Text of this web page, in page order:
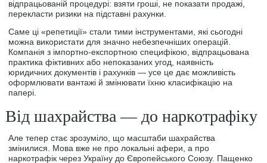
відпрацьованій процедурі: взяти гроші, не показати продажі,
перекласти ризики на підставні рахунки.
Саме ці «репетиції» стали тими інструментами, які сьогодні
можна використати для значно небезпечніших операцій.
Компанія з імпортно-експортною специфікою, відпрацьована
практика фіктивних або непоказаних угод, наявність
юридичних документів і рахунків — усе це дає можливість
оформлювати вантажі й змінювати їхню класифікацію на
папері.
Від шахрайства — до наркотрафіку
Але тепер стає зрозуміло, що масштаби шахрайства
змінилися. Мова вже не про локальні афери, а про
наркотрафік через Україну до Європейського Союзу. Пащенко